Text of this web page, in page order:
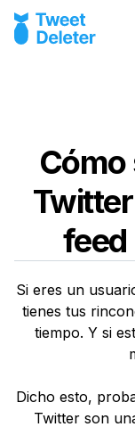
Cómo
feed
Si eres un
tienes tus
tiempo. Y si
Dicho esto,
Twitter son